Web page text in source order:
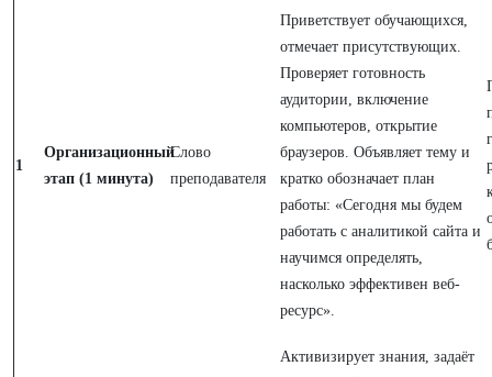
1
Организационный
этап (1 минута)
Слово
преподавателя
Приветствует обучающихся,
отмечает присутствующих.
Проверяет готовность
аудитории, включение
компьютеров, открытие
браузеров. Объявляет тему и
кратко обозначает план
работы: «Сегодня мы будем
работать с аналитикой сайта и
научимся определять,
насколько эффективен веб-
ресурс».
Активизирует знания, задаёт